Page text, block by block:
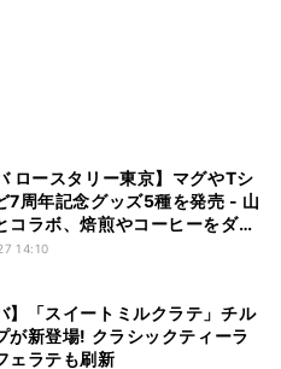
ロースタリー東京】マグやTシ
7周年記念グッズ5種を発売 - 山
コラボ、焙煎やコーヒーをダイ
に表現
14:10
】「スイートミルクラテ」チル
が新登場! クラシックティーラ
ェラテも刷新